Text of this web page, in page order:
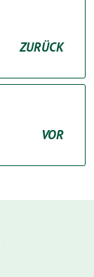
ZURÜCK
VOR